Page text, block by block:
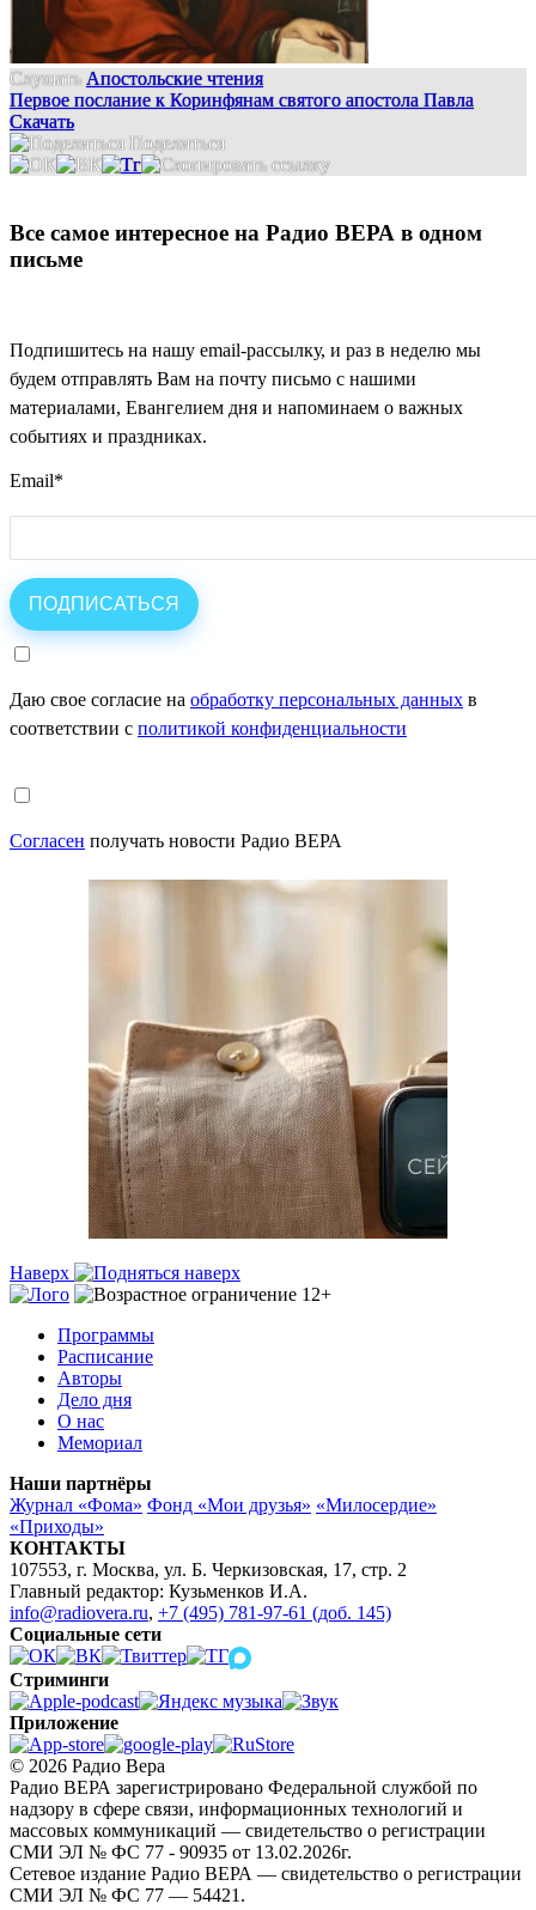
Слушать Апостольские чтения
Первое послание к Коринфянам святого апостола Павла
Скачать
Поделиться
Все самое интересное на Радио ВЕРА в одном
письме
Подпишитесь на нашу email-рассылку, и раз в неделю мы
будем отправлять Вам на почту письмо с нашими
материалами, Евангелием дня и напоминаем о важных
событиях и праздниках.
Email*
Даю свое согласие на обработку персональных данных в
соответствии с политикой конфиденциальности
Согласен получать новости Радио ВЕРА
Наверх
Программы
Расписание
Авторы
Дело дня
О нас
Мемориал
Наши партнёры
Журнал «Фома» Фонд «Мои друзья» «Милосердие»
«Приходы»
КОНТАКТЫ
107553, г. Москва, ул. Б. Черкизовская, 17, стр. 2
Главный редактор: Кузьменков И.А.
info@radiovera.ru, +7 (495) 781-97-61 (доб. 145)
Социальные сети
Стриминги
Приложение
© 2026 Радио Вера
Радио ВЕРА зарегистрировано Федеральной службой по
надзору в сфере связи, информационных технологий и
массовых коммуникаций — свидетельство о регистрации
СМИ ЭЛ № ФС 77 - 90935 от 13.02.2026г.
Сетевое издание Радио ВЕРА — свидетельство о регистрации
СМИ ЭЛ № ФС 77 — 54421.